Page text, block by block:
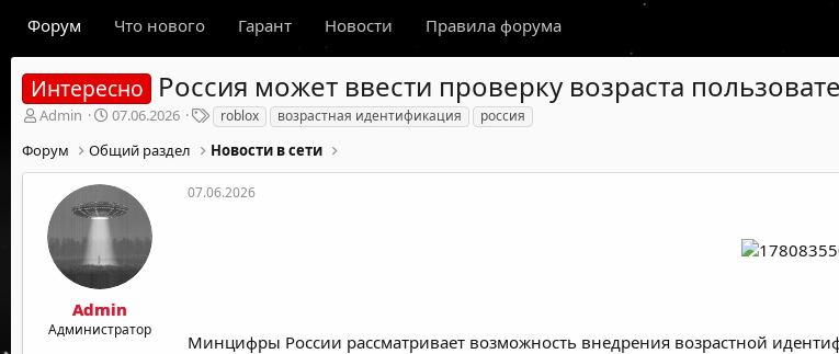
Форум Что нового Гарант Новости Правила форума
Интересно Россия может ввести проверку возраста
А
т
о
м
Admin
Д
т
а
н
а
а
л
а
07.06.2026
Т
е
г
и
roblox возрастная идентификация россия
Форум Общий раздел Новости в сети
Admin
Администратор
07.06.2026
Минцифры России рассматривает возможность внедрения возрастной